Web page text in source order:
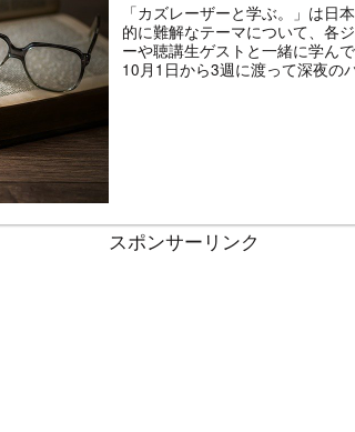
「カズレーザーと学ぶ。」は日
的に難解なテーマについて、各
ーや聴講生ゲストと一緒に学ん
10月1日から3週に渡って深夜の
スポンサーリンク